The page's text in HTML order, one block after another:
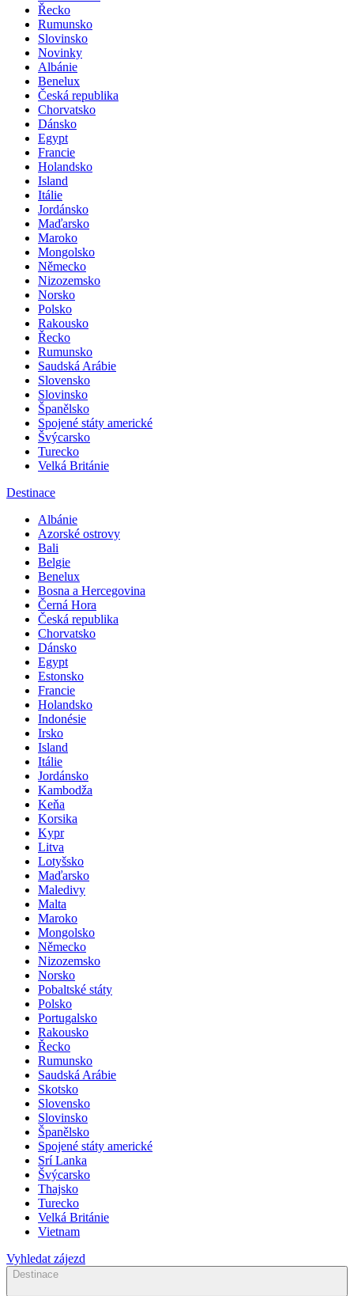
Řecko
Rumunsko
Slovinsko
Novinky
Albánie
Benelux
Česká republika
Chorvatsko
Dánsko
Egypt
Francie
Holandsko
Island
Itálie
Jordánsko
Maďarsko
Maroko
Mongolsko
Německo
Nizozemsko
Norsko
Polsko
Rakousko
Řecko
Rumunsko
Saudská Arábie
Slovensko
Slovinsko
Španělsko
Spojené státy americké
Švýcarsko
Turecko
Velká Británie
Destinace
Albánie
Azorské ostrovy
Bali
Belgie
Benelux
Bosna a Hercegovina
Černá Hora
Česká republika
Chorvatsko
Dánsko
Egypt
Estonsko
Francie
Holandsko
Indonésie
Irsko
Island
Itálie
Jordánsko
Kambodža
Keňa
Korsika
Kypr
Litva
Lotyšsko
Maďarsko
Maledivy
Malta
Maroko
Mongolsko
Německo
Nizozemsko
Norsko
Pobaltské státy
Polsko
Portugalsko
Rakousko
Řecko
Rumunsko
Saudská Arábie
Skotsko
Slovensko
Slovinsko
Španělsko
Spojené státy americké
Srí Lanka
Švýcarsko
Thajsko
Turecko
Velká Británie
Vietnam
Vyhledat zájezd
Destinace